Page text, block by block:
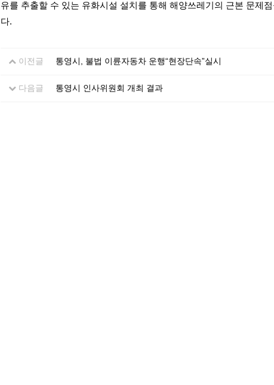
유를 추출할 수 있는 유화시설 설치를 통해 해양쓰레기의 근본 문제
다.
이전글 통영시, 불법 이륜자동차 운행“현장단속”실시
다음글 통영시 인사위원회 개최 결과